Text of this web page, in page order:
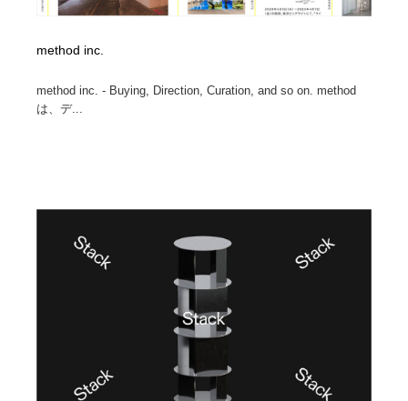
method inc.
method inc. - Buying, Direction, Curation, and so on. method
は、デ...